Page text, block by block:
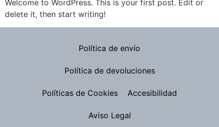
Welcome to WordPress. This is your first post. Edit or
delete it, then start writing!
Política de envío
Política de devoluciones
Políticas de Cookies Accesibilidad
Aviso Legal